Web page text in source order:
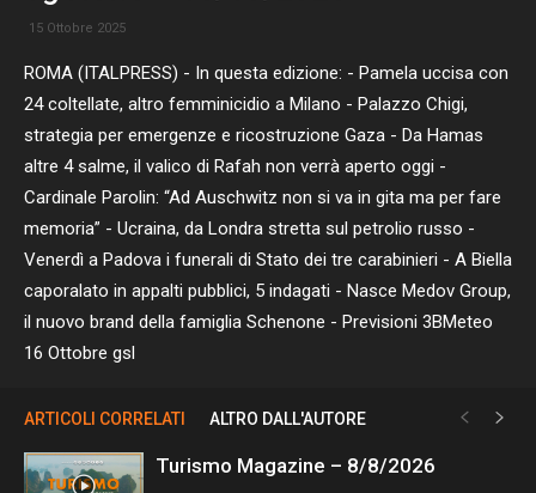
15 Ottobre 2025
ROMA (ITALPRESS) - In questa edizione: - Pamela uccisa con
24 coltellate, altro femminicidio a Milano - Palazzo Chigi,
strategia per emergenze e ricostruzione Gaza - Da Hamas
altre 4 salme, il valico di Rafah non verrà aperto oggi -
Cardinale Parolin: “Ad Auschwitz non si va in gita ma per fare
memoria” - Ucraina, da Londra stretta sul petrolio russo -
Venerdì a Padova i funerali di Stato dei tre carabinieri - A Biella
caporalato in appalti pubblici, 5 indagati - Nasce Medov Group,
il nuovo brand della famiglia Schenone - Previsioni 3BMeteo
16 Ottobre gsl
ARTICOLI CORRELATI ALTRO DALL'AUTORE
Turismo Magazine – 8/8/2026